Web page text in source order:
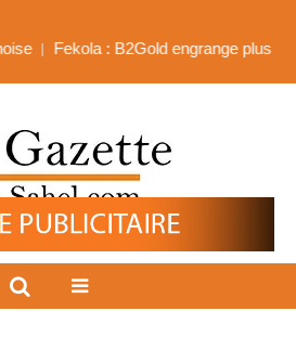
Fekola : B2Gold engrange plus de 518